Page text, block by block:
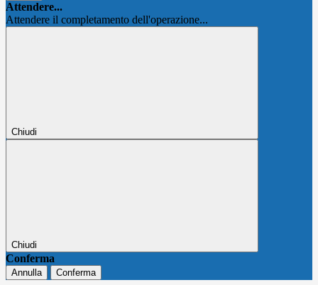
Attendere...
Attendere il completamento dell'operazione...
Chiudi
Chiudi
Conferma
Annulla Conferma